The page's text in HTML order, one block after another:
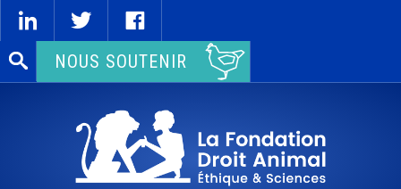
Rechercher :NOUS SOUTENIR